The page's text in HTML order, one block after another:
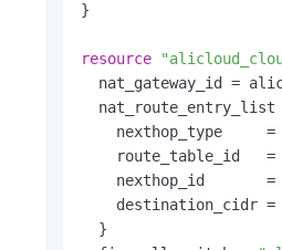
}
resource
nat_gateway_id =
nat_route_entry_list
    nexthop_type     =
route_table_id
nexthop_id
    destination_cidr =
  }